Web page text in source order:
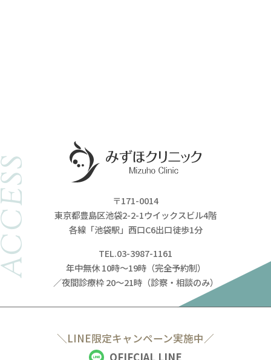
〒171-0014
東京都豊島区池袋2-2-1ウイックスビル4階
各線「池袋駅」西口C6出口徒歩1分
TEL.03-3987-1161
年中無休 10時～19時（完全予約制）
／夜間診療枠 20～21時（診察・相談のみ）
＼LINE限定キャンペーン実施中／
OFIFCIAL LINE